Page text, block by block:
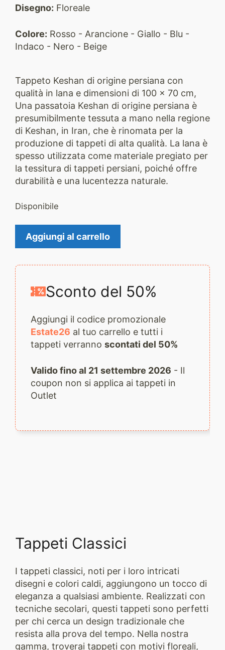
Disegno: Floreale
Colore: Rosso - Arancione - Giallo - Blu -
Indaco - Nero - Beige
Tappeto Keshan di origine persiana con
qualità in lana e dimensioni di 100 x 70 cm,
Una passatoia Keshan di origine persiana è
presumibilmente tessuta a mano nella regione
di Keshan, in Iran, che è rinomata per la
produzione di tappeti di alta qualità. La lana è
spesso utilizzata come materiale pregiato per
la tessitura di tappeti persiani, poiché offre
durabilità e una lucentezza naturale.
Disponibile
Tappeto
Keshan
quantità
Aggiungi al carrello
Sconto del 50%
Aggiungi il codice promozionale
Estate26 al tuo carrello e tutti i
tappeti verranno scontati del 50%
Valido fino al 21 settembre 2026 - Il
coupon non si applica ai tappeti in
Outlet
Tappeti Classici
I tappeti classici, noti per i loro intricati
disegni e colori caldi, aggiungono un tocco di
eleganza a qualsiasi ambiente. Realizzati con
tecniche secolari, questi tappeti sono perfetti
per chi cerca un design tradizionale che
resista alla prova del tempo. Nella nostra
gamma, troverai tappeti con motivi floreali,